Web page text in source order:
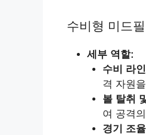
수비형 미드
세부 역할:
수비 라
격 자원
볼 탈취
여 공격
경기 조